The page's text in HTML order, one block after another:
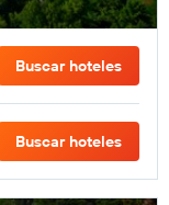
Buscar hoteles
Buscar hoteles